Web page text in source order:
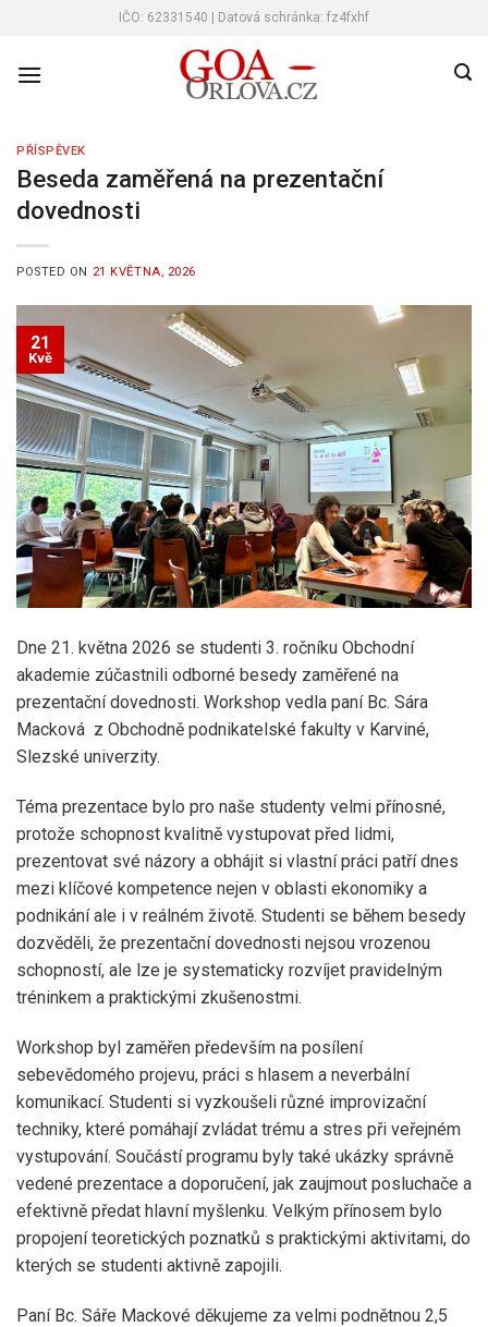
content
IČO: 62331540 | Datová schránka: fz4fxhf
PŘÍSPĚVEK
Beseda zaměřená na prezentační
dovednosti
POSTED ON 21 KVĚTNA, 2026
21
Kvě
Dne 21. května 2026 se studenti 3. ročníku Obchodní
akademie zúčastnili odborné besedy zaměřené na
prezentační dovednosti. Workshop vedla paní Bc. Sára
Macková z Obchodně podnikatelské fakulty v Karviné,
Slezské univerzity.
Téma prezentace bylo pro naše studenty velmi přínosné,
protože schopnost kvalitně vystupovat před lidmi,
prezentovat své názory a obhájit si vlastní práci patří dnes
mezi klíčové kompetence nejen v oblasti ekonomiky a
podnikání ale i v reálném životě. Studenti se během besedy
dozvěděli, že prezentační dovednosti nejsou vrozenou
schopností, ale lze je systematicky rozvíjet pravidelným
tréninkem a praktickými zkušenostmi.
Workshop byl zaměřen především na posílení
sebevědomého projevu, práci s hlasem a neverbální
komunikací. Studenti si vyzkoušeli různé improvizační
techniky, které pomáhají zvládat trému a stres při veřejném
vystupování. Součástí programu byly také ukázky správně
vedené prezentace a doporučení, jak zaujmout posluchače a
efektivně předat hlavní myšlenku. Velkým přínosem bylo
propojení teoretických poznatků s praktickými aktivitami, do
kterých se studenti aktivně zapojili.
Paní Bc. Sáře Mackové děkujeme za velmi podnětnou 2,5